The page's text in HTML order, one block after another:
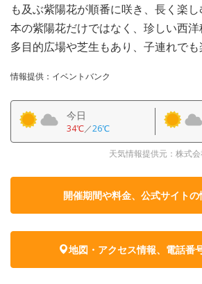
も及ぶ紫陽花が順番に咲き、長く楽
本の紫陽花だけではなく、珍しい西
多目的広場や芝生もあり、子連れでも
情報提供：イベントバンク
今日
34℃／26℃
天気情報提供元：株式
開催期間や料金、公式サイトの
地図・アクセス情報、電話番